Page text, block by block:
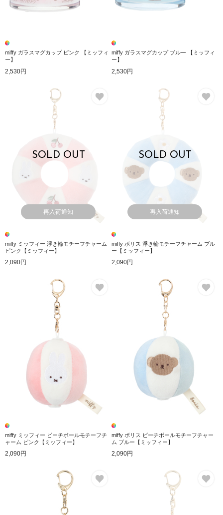
miffy ガラスマグカップ ピンク 【ミッフィ
ー】
2,530円
miffy ガラスマグカップ ブルー 【ミッフィ
ー】
2,530円
SOLD OUT
再入荷通知
miffy ミッフィー 浮き輪モチーフチャーム
ピンク【ミッフィー】
2,090円
SOLD OUT
再入荷通知
miffy ボリス 浮き輪モチーフチャーム ブル
ー【ミッフィー】
2,090円
miffy ミッフィー ビーチボールモチーフチ
ャーム ピンク【ミッフィー】
2,090円
miffy ボリス ビーチボールモチーフチャー
ム ブルー【ミッフィー】
2,090円